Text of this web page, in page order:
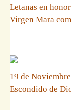
Letanas en
Virgen Mara
19 de
Escondido de